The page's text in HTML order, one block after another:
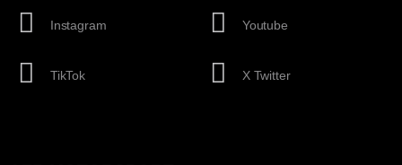
Instagram
TikTok
Youtube
X Twitter